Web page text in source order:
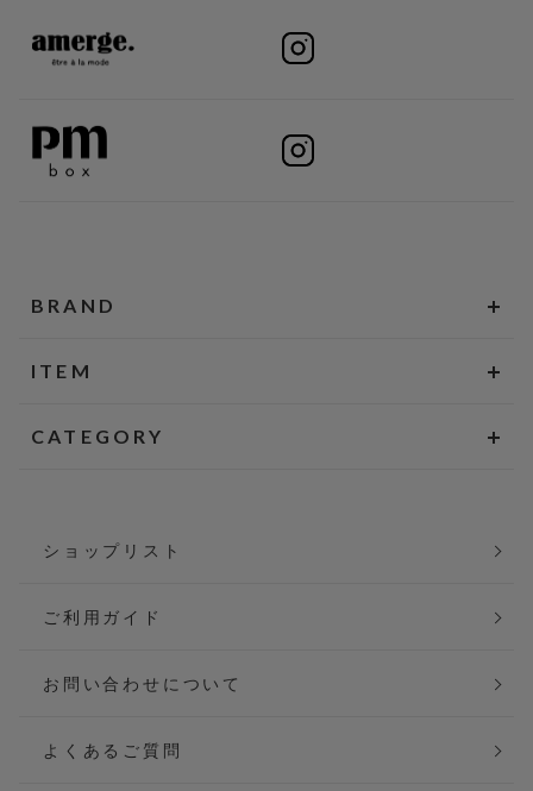
BRAND
ITEM
CATEGORY
ショップリスト
ご利用ガイド
お問い合わせについて
よくあるご質問